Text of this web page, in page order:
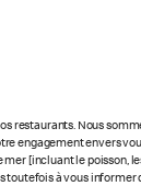
restaurants. Nous
engagement envers
[incluant le poisson,
à vous